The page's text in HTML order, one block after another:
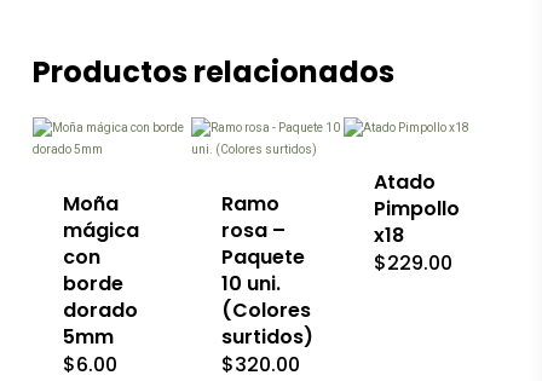
Productos relacionados
Este
tiene
múltiples
Las
pueden
elegir
página
Moña
mágica
con
borde
dorado
5mm
$6.00
Ramo
rosa –
Paquete
10 uni.
(Colores
surtidos)
$320.00
Este
producto
múltiples
pueden
elegir
Atado
Pimpollo
x18
$229.00